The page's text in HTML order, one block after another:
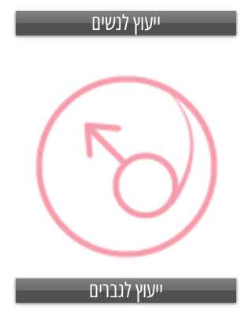
ייעוץ לנשים
ייעוץ לגברים